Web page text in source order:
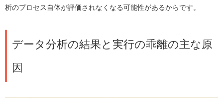
析のプロセス自体が評価されなくなる可能性があるからです。
データ分析の結果と実行の乖離の主な原
因